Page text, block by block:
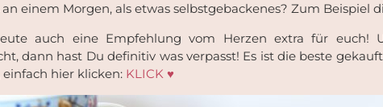
einem Morgen, als etwas selbstgebackenes? Zum Beispiel
auch eine Empfehlung vom Herzen extra für euch!
dann hast Du definitiv was verpasst! Es ist die beste
hier klicken: KLICK ♥